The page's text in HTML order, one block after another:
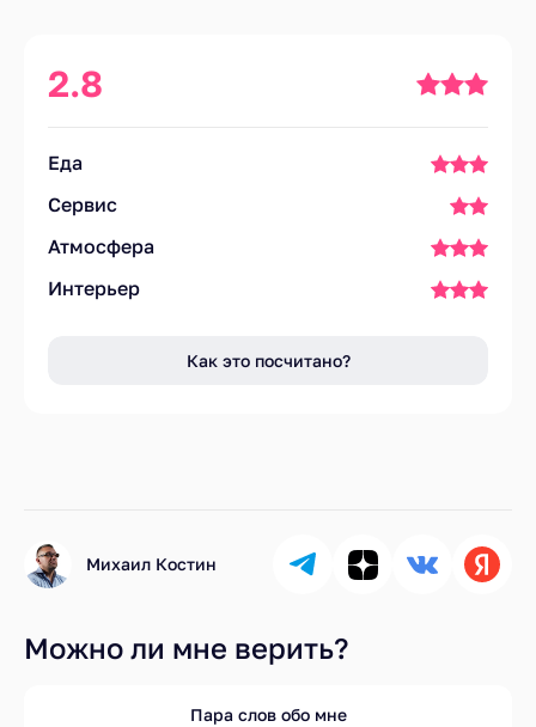
2.8
Еда
Сервис
Атмосфера
Интерьер
Как это посчитано?
Можно ли мне верить?
Пара слов обо мне
Михаил Костин